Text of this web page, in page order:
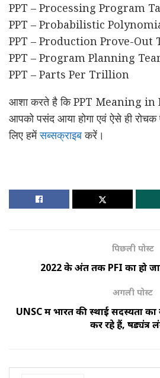
PPT – Processing Program
PPT – Probabilistic
PPT – Production Prove-Out
PPT – Program Planning
PPT – Parts Per Trillion
आशा करते है कि PPT Meaning
आपको पसंद आया होगा एवं ऐसे ही
लिए हमेंसब्सक्राइबकरें।
पिछली पोस्ट
2022 के अंत तक PFI का हो
अगली पोस्ट
UNSC में भारत की स्थाई सदस्यता का
कर रहे हैं, षड्यंत्र